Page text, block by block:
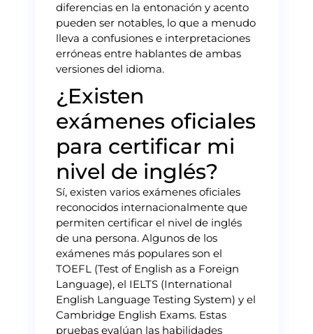
diferencias en la entonación y acento
pueden ser notables, lo que a menudo
lleva a confusiones e interpretaciones
erróneas entre hablantes de ambas
versiones del idioma.
¿Existen
exámenes oficiales
para certificar mi
nivel de inglés?
Sí, existen varios exámenes oficiales
reconocidos internacionalmente que
permiten certificar el nivel de inglés
de una persona. Algunos de los
exámenes más populares son el
TOEFL (Test of English as a Foreign
Language), el IELTS (International
English Language Testing System) y el
Cambridge English Exams. Estas
pruebas evalúan las habilidades